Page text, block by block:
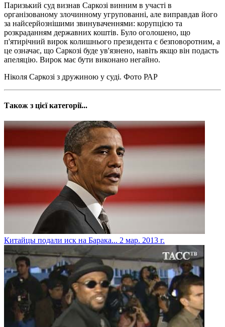
Паризький суд визнав Саркозі винним в участі в
організованому злочинному угрупованні, але виправдав його
за найсерйознішими звинуваченнями: корупцією та
розкраданням державних коштів. Було оголошено, що
п'ятирічний вирок колишнього президента є безповоротним, а
це означає, що Саркозі буде ув'язнено, навіть якщо він подасть
апеляцію. Вирок має бути виконано негайно.
Ніколя Саркозі з дружиною у суді. Фото РАР
Також з цієї категорії...
Китайцы подали иск на Барака... 2 мар. 2013 г.